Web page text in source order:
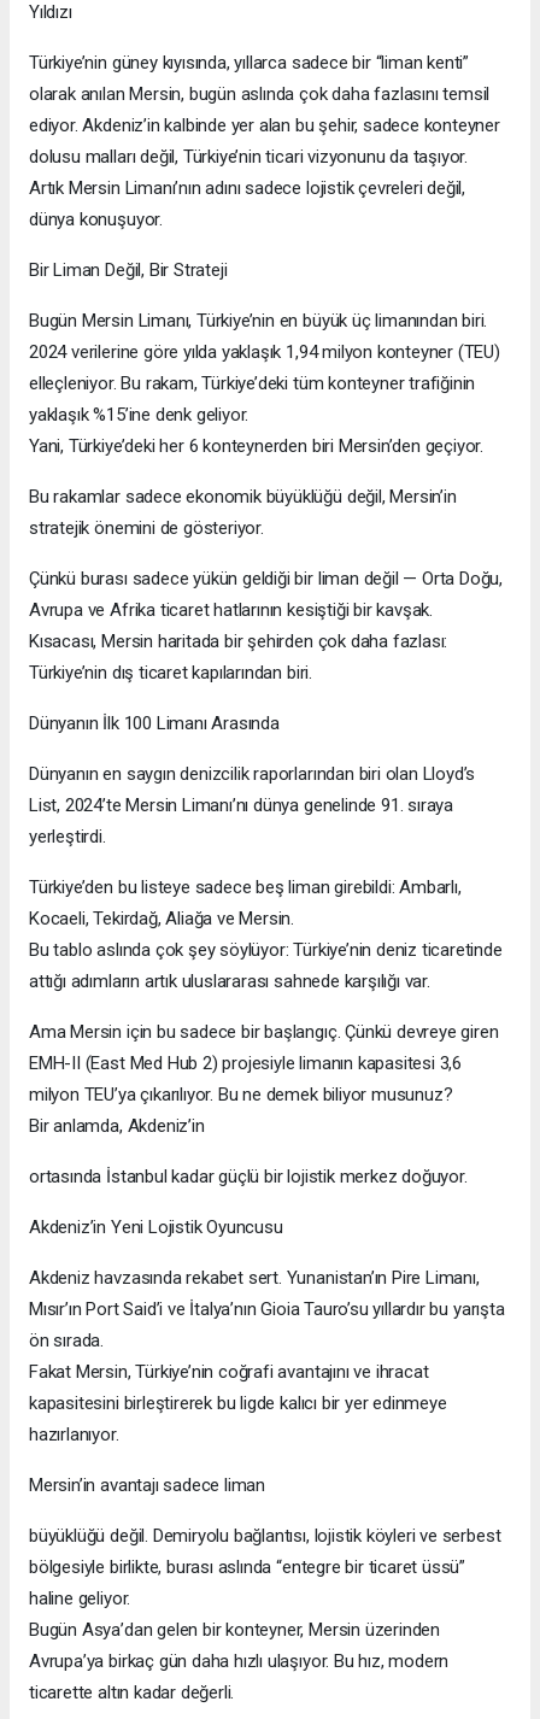
Yıldızı
Türkiye’nin güney kıyısında, yıllarca sadece bir “liman kenti”
olarak anılan Mersin, bugün aslında çok daha fazlasını temsil
ediyor. Akdeniz’in kalbinde yer alan bu şehir, sadece konteyner
dolusu malları değil, Türkiye’nin ticari vizyonunu da taşıyor.
Artık Mersin Limanı’nın adını sadece lojistik çevreleri değil,
dünya konuşuyor.
Bir Liman Değil, Bir Strateji
Bugün Mersin Limanı, Türkiye’nin en büyük üç limanından biri.
2024 verilerine göre yılda yaklaşık 1,94 milyon konteyner (TEU)
elleçleniyor. Bu rakam, Türkiye’deki tüm konteyner trafiğinin
yaklaşık %15’ine denk geliyor.
Yani, Türkiye’deki her 6 konteynerden biri Mersin’den geçiyor.
Bu rakamlar sadece ekonomik büyüklüğü değil, Mersin’in
stratejik önemini de gösteriyor.
Çünkü burası sadece yükün geldiği bir liman değil — Orta Doğu,
Avrupa ve Afrika ticaret hatlarının kesiştiği bir kavşak.
Kısacası, Mersin haritada bir şehirden çok daha fazlası:
Türkiye’nin dış ticaret kapılarından biri.
Dünyanın İlk 100 Limanı Arasında
Dünyanın en saygın denizcilik raporlarından biri olan Lloyd’s
List, 2024’te Mersin Limanı’nı dünya genelinde 91. sıraya
yerleştirdi.
Türkiye’den bu listeye sadece beş liman girebildi: Ambarlı,
Kocaeli, Tekirdağ, Aliağa ve Mersin.
Bu tablo aslında çok şey söylüyor: Türkiye’nin deniz ticaretinde
attığı adımların artık uluslararası sahnede karşılığı var.
Ama Mersin için bu sadece bir başlangıç. Çünkü devreye giren
EMH-II (East Med Hub 2) projesiyle limanın kapasitesi 3,6
milyon TEU’ya çıkarılıyor. Bu ne demek biliyor musunuz?
Bir anlamda, Akdeniz’in
ortasında İstanbul kadar güçlü bir lojistik merkez doğuyor.
Akdeniz’in Yeni Lojistik Oyuncusu
Akdeniz havzasında rekabet sert. Yunanistan’ın Pire Limanı,
Mısır’ın Port Said’i ve İtalya’nın Gioia Tauro’su yıllardır bu yarışta
ön sırada.
Fakat Mersin, Türkiye’nin coğrafi avantajını ve ihracat
kapasitesini birleştirerek bu ligde kalıcı bir yer edinmeye
hazırlanıyor.
Mersin’in avantajı sadece liman
büyüklüğü değil. Demiryolu bağlantısı, lojistik köyleri ve serbest
bölgesiyle birlikte, burası aslında “entegre bir ticaret üssü”
haline geliyor.
Bugün Asya’dan gelen bir konteyner, Mersin üzerinden
Avrupa’ya birkaç gün daha hızlı ulaşıyor. Bu hız, modern
ticarette altın kadar değerli.